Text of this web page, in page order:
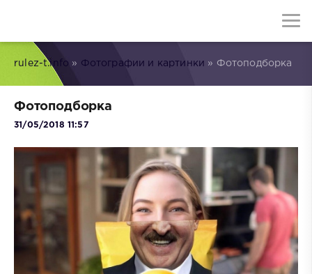
rulez-t.info » Фотографии и картинки » Фотоподборка
Фотоподборка
31/05/2018 11:57